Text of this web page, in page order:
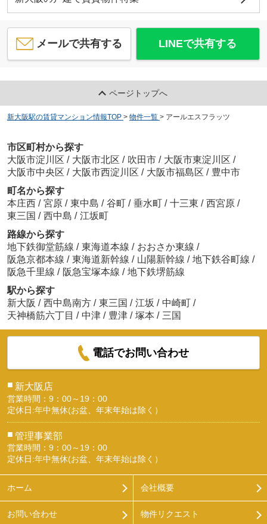
メールで共有する LINEで共有する
ページトップへ
新大阪駅の賃貸マンション情報TOP > 物件一覧 > アールエスフラッツ
市区町村から探す
大阪市淀川区 / 大阪市北区 / 吹田市 / 大阪市東淀川区 /
大阪市中央区 / 大阪市西淀川区 / 大阪市福島区 / 豊中市
町名から探す
本庄西 / 宮原 / 東中島 / 谷町 / 垂水町 / 十三東 / 西宮原 /
東三国 / 西中島 / 江坂町
路線から探す
地下鉄御堂筋線 / 東海道本線 / おおさか東線 /
阪急京都本線 / 東海道新幹線 / 山陽新幹線 / 地下鉄谷町線 /
阪急千里線 / 阪急宝塚本線 / 地下鉄堺筋線
駅から探す
新大阪 / 西中島南方 / 東三国 / 江坂 / 中崎町 /
天神橋筋六丁目 / 中津 / 豊津 / 塚本 / 三国
電話でお問い合わせ
■ 新大阪店
営業時間：9：00～19：00
定休日:年中無休(お盆、年末年始は除く）
■ 管理事業部
営業時間：9：00～19：00
定休日:年中無休(お盆、年末年始は除く）
ホーム 会社概要
お問い合わせ 物件リクエスト